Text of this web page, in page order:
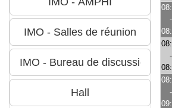
-
-
-